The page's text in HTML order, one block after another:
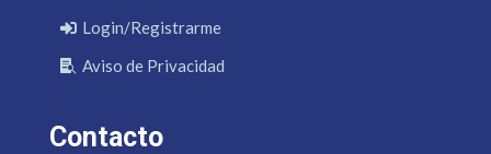
Login/Registrarme
Aviso de Privacidad
Contacto